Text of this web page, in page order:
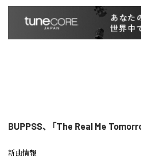
BUPPSS、「The Real Me
新曲情報